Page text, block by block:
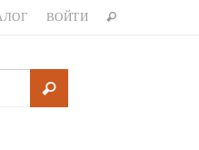
ВОЙТИ